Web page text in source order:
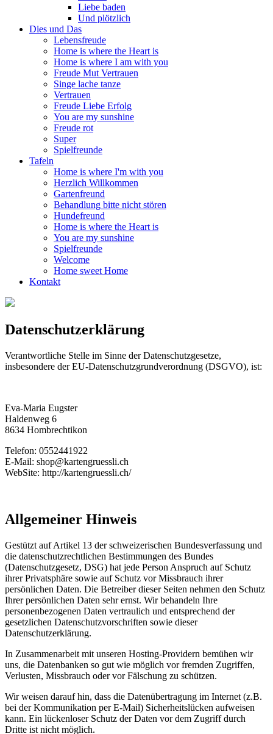
Liebe baden
Und plötzlich
Dies und Das
Lebensfreude
Home is where the Heart is
Home is where I am with you
Freude Mut Vertrauen
Singe lache tanze
Vertrauen
Freude Liebe Erfolg
You are my sunshine
Freude rot
Super
Spielfreunde
Tafeln
Home is where I'm with you
Herzlich Willkommen
Gartenfreund
Behandlung bitte nicht stören
Hundefreund
Home is where the Heart is
You are my sunshine
Spielfreunde
Welcome
Home sweet Home
Kontakt
Datenschutzerklärung
Verantwortliche Stelle im Sinne der Datenschutzgesetze,
insbesondere der EU-Datenschutzgrundverordnung (DSGVO), ist:
Eva-Maria Eugster
Haldenweg 6
8634 Hombrechtikon
Telefon: 0552441922
E-Mail: shop@kartengruessli.ch
WebSite: http://kartengruessli.ch/
Allgemeiner Hinweis
Gestützt auf Artikel 13 der schweizerischen Bundesverfassung und
die datenschutzrechtlichen Bestimmungen des Bundes
(Datenschutzgesetz, DSG) hat jede Person Anspruch auf Schutz
ihrer Privatsphäre sowie auf Schutz vor Missbrauch ihrer
persönlichen Daten. Die Betreiber dieser Seiten nehmen den Schutz
Ihrer persönlichen Daten sehr ernst. Wir behandeln Ihre
personenbezogenen Daten vertraulich und entsprechend der
gesetzlichen Datenschutzvorschriften sowie dieser
Datenschutzerklärung.
In Zusammenarbeit mit unseren Hosting-Providern bemühen wir
uns, die Datenbanken so gut wie möglich vor fremden Zugriffen,
Verlusten, Missbrauch oder vor Fälschung zu schützen.
Wir weisen darauf hin, dass die Datenübertragung im Internet (z.B.
bei der Kommunikation per E-Mail) Sicherheitslücken aufweisen
kann. Ein lückenloser Schutz der Daten vor dem Zugriff durch
Dritte ist nicht möglich.